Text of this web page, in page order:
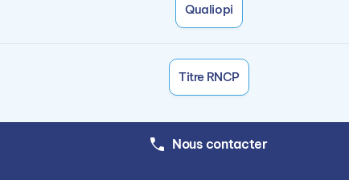
Qualiopi
Titre RNCP
Nous contacter